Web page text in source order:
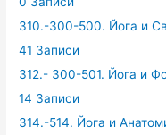
310.-300-500. Йога и
41 Записи
312.- 300-501. Йога и
14 Записи
314.-514. Йога и